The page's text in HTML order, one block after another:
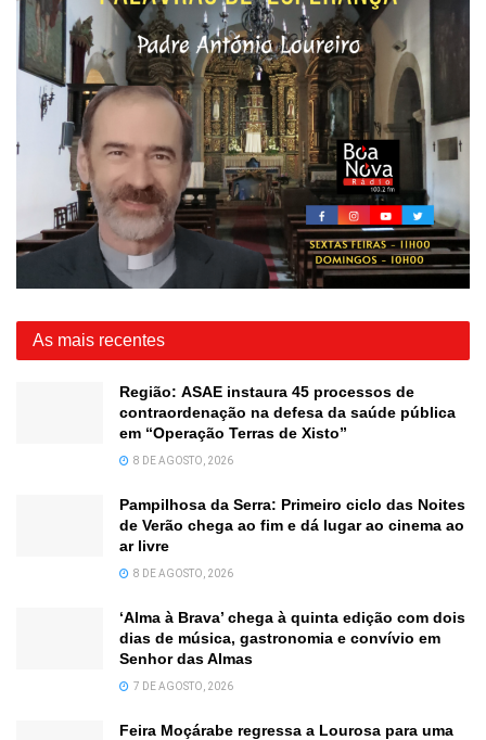
As mais recentes
Região: ASAE instaura 45 processos de
contraordenação na defesa da saúde pública
em “Operação Terras de Xisto”
8 DE AGOSTO, 2026
Pampilhosa da Serra: Primeiro ciclo das Noites
de Verão chega ao fim e dá lugar ao cinema ao
ar livre
8 DE AGOSTO, 2026
‘Alma à Brava’ chega à quinta edição com dois
dias de música, gastronomia e convívio em
Senhor das Almas
7 DE AGOSTO, 2026
Feira Moçárabe regressa a Lourosa para uma